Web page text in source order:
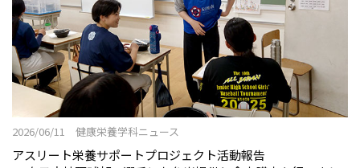
2026/06/11 健康栄養学科ニュース
アスリート栄養サポートプロジェクト活動報告